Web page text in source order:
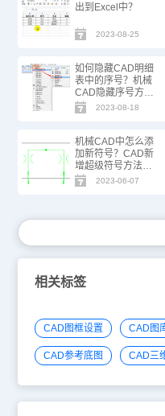
出到Excel中？
2023-08-25
如何隐藏CAD明细
表中的序号？机械
CAD隐藏序号方法
步骤
2023-08-18
机械CAD中怎么添
加新符号？CAD新
增超级符号方法步
骤
2023-06-07
相关标签
CAD图框设置 CAD图
CAD参考底图 CAD三